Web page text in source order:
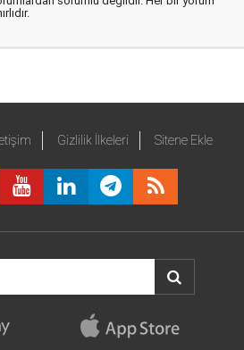
Gizlilik İlkeleri Sitene Ekle